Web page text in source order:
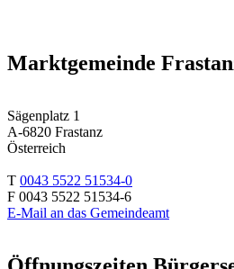
Marktgemeinde
Sägenplatz 1
A-6820 Frastanz
Österreich
T 0043 5522 51534-0
F 0043 5522 51534-6
E-Mail an das Gemeindeamt